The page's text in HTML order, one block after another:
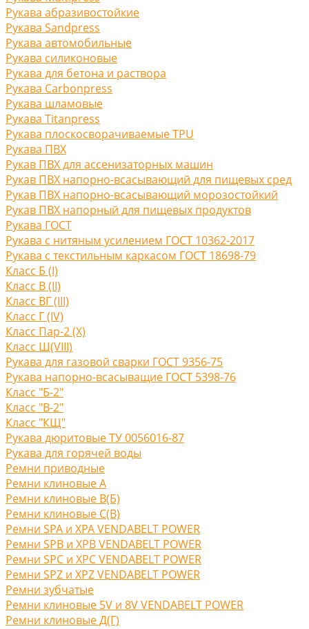
Рукава абразивостойкие
Рукава Sandpress
Рукава автомобильные
Рукава силиконовые
Рукава для бетона и раствора
Рукава Carbonpress
Рукава шламовые
Рукава Titanpress
Рукава плоскосворачиваемые TPU
Рукава ПВХ
Рукав ПВХ для ассенизаторных машин
Рукав ПВХ напорно-всасывающий для пищевых сред
Рукав ПВХ напорно-всасывающий морозостойкий
Рукав ПВХ напорный для пищевых продуктов
Рукава ГОСТ
Рукава с нитяным усилением ГОСТ 10362-2017
Рукава с текстильным каркасом ГОСТ 18698-79
Класс Б (I)
Класс В (II)
Класс ВГ (III)
Класс Г (IV)
Класс Пар-2 (X)
Класс Ш(VIII)
Рукава для газовой сварки ГОСТ 9356-75
Рукава напорно-всасыващие ГОСТ 5398-76
Класс "Б-2"
Класс "В-2"
Класс "КЩ"
Рукава дюритовые ТУ 0056016-87
Рукава для горячей воды
Ремни приводные
Ремни клиновые A
Ремни клиновые В(Б)
Ремни клиновые С(B)
Ремни SPA и XPA VENDABELT POWER
Ремни SPB и XPB VENDABELT POWER
Ремни SPC и XPC VENDABELT POWER
Ремни SPZ и XPZ VENDABELT POWER
Ремни зубчатые
Ремни клиновые 5V и 8V VENDABELT POWER
Ремни клиновые Д(Г)